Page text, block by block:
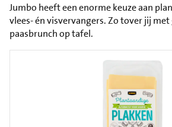
Jumbo heeft een enorme keuze aan
vlees- én visvervangers. Zo tover jij met
paasbrunch op tafel.